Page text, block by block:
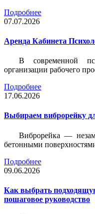
Подробнее
07.07.2026
Аренда Кабинета
В современной
организации рабочего
Подробнее
17.06.2026
Выбираем виброрейку
Виброрейка —
бетонными
Подробнее
09.06.2026
Как выбрать
пошаговое руководство